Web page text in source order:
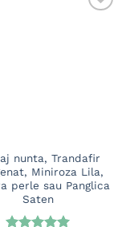
produsului.
nunta, Trandafir
Miniroza Lila,
perle sau Panglica
Saten